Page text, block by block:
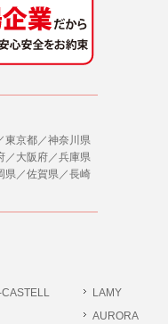
サービス等が利用できない場合
を閲覧・利用していただくため
タの削除を要求する権利があり
提出や質問へのご回答をお願い
クトメールなど）を行なう場合。
。
ザーに有益かつ便利な情報を提
購読の登録をするものとします
きます。
さい。
東京都／神奈川県
／大阪府／兵庫県
県／佐賀県／長崎
CASTELL
LAMY
AURORA